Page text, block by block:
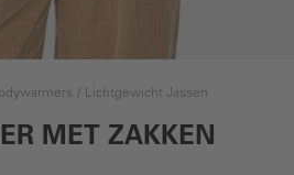
Lichtgewicht Jassen
MET ZAKKEN